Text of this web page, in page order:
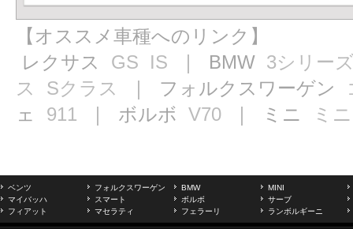
【オススメ車種へのリンク】
レクサス GS IS ｜ BMW 3シリー
ス
Sクラス ｜ フォルクスワーゲン
ェ 911 ｜ ボルボ V70 ｜ ミニ ミニ
ベンツ フォルクスワーゲン BMW
MINI
マイバッハ
スマート ボルボ
サーブ
フィアット
マセラティ フェラーリ ランボルギーニ